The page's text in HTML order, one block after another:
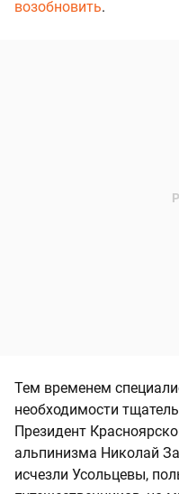
возобновить.
Тем временем
необходимости
Президент
альпинизма Николай
исчезли Усольцевы,